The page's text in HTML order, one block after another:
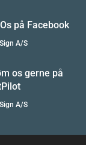
på Facebook
A/S
os gerne på
A/S